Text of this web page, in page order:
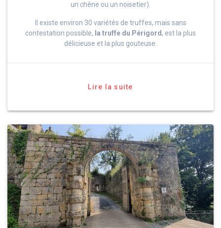
un chêne ou un noisetier).
Il existe environ 30 variétés de truffes, mais sans
contestation possible, la truffe du Périgord, est la plus
délicieuse et la plus gouteuse.
Lire la suite